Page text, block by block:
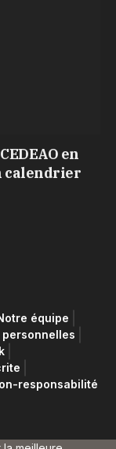
en
calendrier
équipe
responsabilité